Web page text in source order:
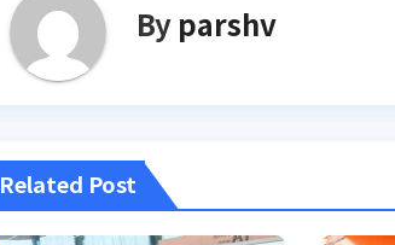
By parshv
Related Post